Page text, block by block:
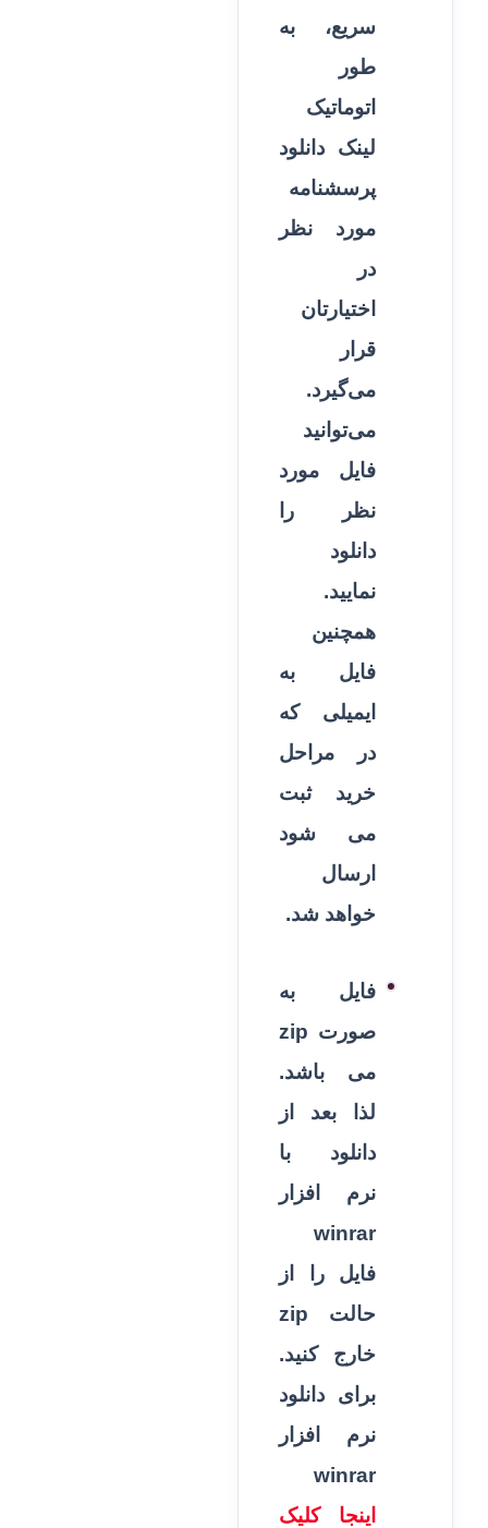
سریع، به
طور
اتوماتیک
لینک دانلود
پرسشنامه
مورد نظر
در
اختیارتان
قرار
می‌گیرد.
می‌توانید
فایل مورد
نظر را
دانلود
نمایید.
همچنین
فایل به
ایمیلی که
در مراحل
خرید ثبت
می شود
ارسال
خواهد شد.
فایل به
صورت zip
می باشد.
لذا بعد از
دانلود با
نرم افزار
winrar
فایل را از
حالت zip
خارج کنید.
برای دانلود
نرم افزار
winrar
اینجا کلیک